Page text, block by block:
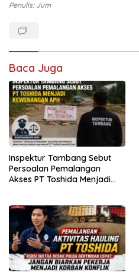
Penulis: Jum
Baca Juga
Inspektur Tambang Sebut
Persoalan Pemalangan
Akses PT Toshida Menjadi